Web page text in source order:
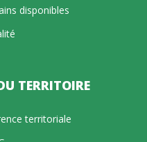
disponibles
TERRITOIRE
territoriale